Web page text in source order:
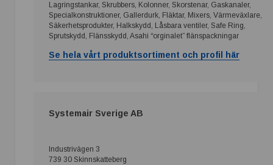
Lagringstankar, Skrubbers, Kolonner, Skorstenar, Gaskanaler,
Specialkonstruktioner, Gallerdurk, Fläktar, Mixers, Värmeväxlare,
Säkerhetsprodukter, Halkskydd, Låsbara ventiler, Safe Ring,
Sprutskydd, Flänsskydd, Asahi “orginalet” flänspackningar
Se hela vårt produktsortiment och profil här
Systemair Sverige AB
Industrivägen 3
739 30 Skinnskatteberg